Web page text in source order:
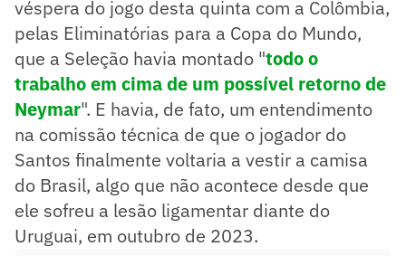
véspera do jogo desta quinta com a Colômbia,
pelas Eliminatórias para a Copa do Mundo,
que a Seleção havia montado "todo o
trabalho em cima de um possível retorno de
Neymar". E havia, de fato, um entendimento
na comissão técnica de que o jogador do
Santos finalmente voltaria a vestir a camisa
do Brasil, algo que não acontece desde que
ele sofreu a lesão ligamentar diante do
Uruguai, em outubro de 2023.